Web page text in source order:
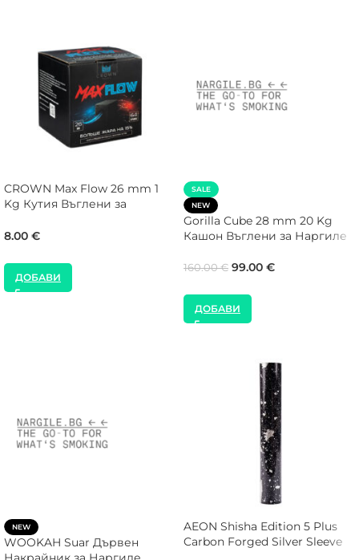
CROWN Max Flow 26 mm 1
Kg Кутия Въглени за
8.00 €
ДОБАВИ
SALE
NEW
Gorilla Cube 28 mm 20 Kg
Кашон Въглени за Наргиле
160.00€ 99.00 €
ДОБАВИ
NEW
WOOKAH Suar Дървен
AEON Shisha Edition 5 Plus
Carbon Forged Silver Sleeve